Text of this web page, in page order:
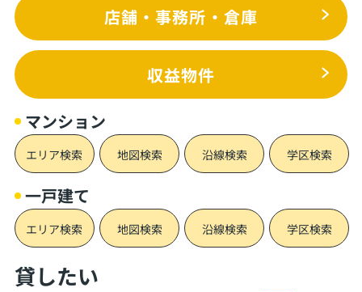
店舗・事務所・倉庫
収益物件
マンション
エリア検索 地図検索 沿線検索 学区検索
一戸建て
エリア検索 地図検索 沿線検索 学区検索
貸したい